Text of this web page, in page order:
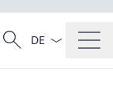
Recherche
Recherche
La langue